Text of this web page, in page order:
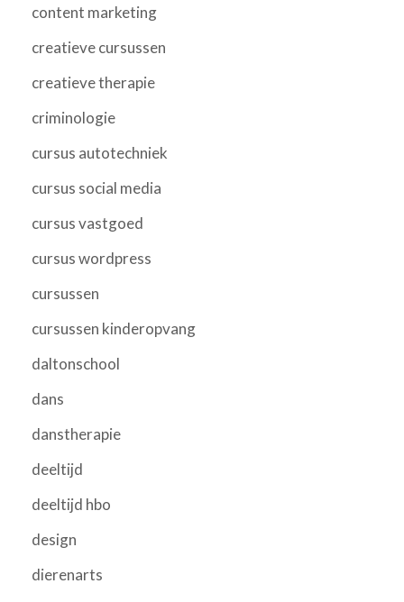
content marketing
creatieve cursussen
creatieve therapie
criminologie
cursus autotechniek
cursus social media
cursus vastgoed
cursus wordpress
cursussen
cursussen kinderopvang
daltonschool
dans
danstherapie
deeltijd
deeltijd hbo
design
dierenarts